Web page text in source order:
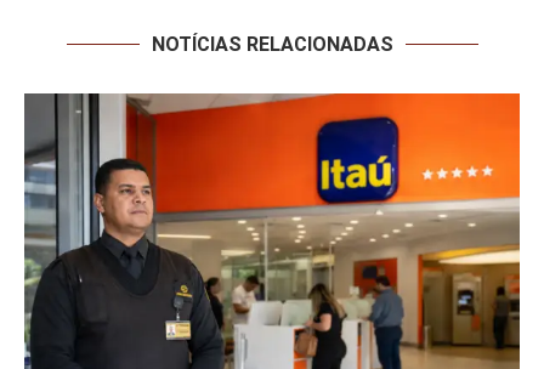
NOTÍCIAS RELACIONADAS